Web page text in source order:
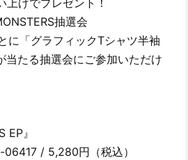
げでプレゼント！
抽選会
に「グラフィックTシャツ半袖
たる抽選会にご参加いただけ
EP』
/ 5,280円（税込）